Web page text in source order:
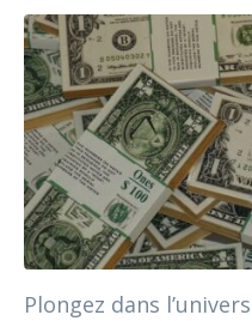
Plongez dans